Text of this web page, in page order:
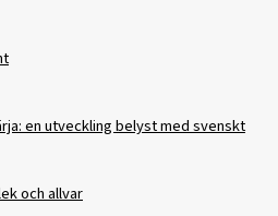
en utveckling belyst med svenskt
och allvar